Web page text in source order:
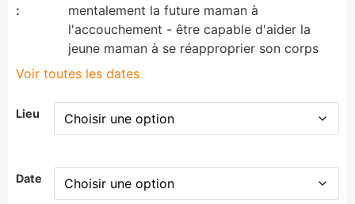
:
mentalement la future maman à
l'accouchement - être capable d'aider la
jeune maman à se réapproprier son corps
Voir toutes les dates
Lieu
Date